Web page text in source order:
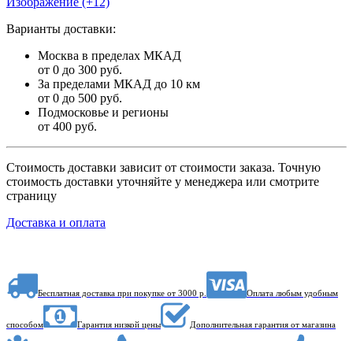
Варианты доставки:
Москва в пределах МКАД
от 0 до 300 руб.
За пределами МКАД до 10 км
от 0 до 500 руб.
Подмосковье и регионы
от 400 руб.
Стоимость доставки зависит от стоимости заказа. Точную
стоимость доставки уточняйте у менеджера или смотрите
страницу
Доставка и оплата
Бесплатная доставка при покупке от 3000 р. Оплата любым удобным
способом Гарантия низкой цены Дополнительная гарантия от магазина